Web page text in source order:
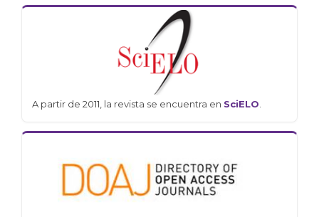
A partir de 2011, la revista se encuentra en SciELO